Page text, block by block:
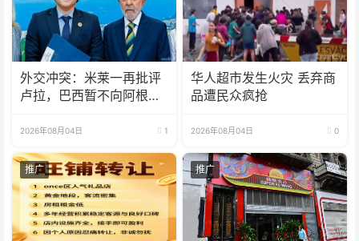
外交冲突：米莱一再批评
卢拉，巴西暂不向阿根廷
2026年08月04日 1
华人超市发生火灾 丢弃商
品遭民众疯抢
2026年08月04日 0
推广 推广